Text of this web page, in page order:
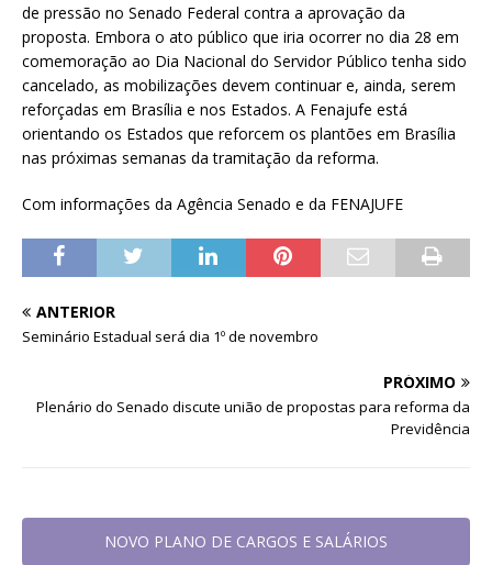
de pressão no Senado Federal contra a aprovação da
proposta. Embora o ato público que iria ocorrer no dia 28 em
comemoração ao Dia Nacional do Servidor Público tenha sido
cancelado, as mobilizações devem continuar e, ainda, serem
reforçadas em Brasília e nos Estados. A Fenajufe está
orientando os Estados que reforcem os plantões em Brasília
nas próximas semanas da tramitação da reforma.
Com informações da Agência Senado e da FENAJUFE
ANTERIOR
Seminário Estadual será dia 1º de novembro
PRÓXIMO
Plenário do Senado discute união de propostas para reforma da
Previdência
NOVO PLANO DE CARGOS E SALÁRIOS